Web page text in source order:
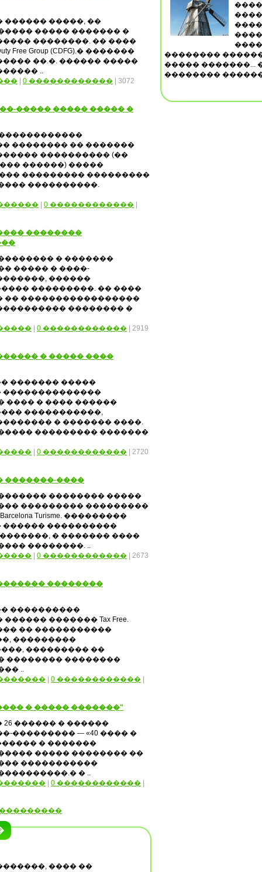
������ �����, ��
����� ������� �
��������. �� ����
Group (CDFG).� �������
��.�. ������ �����
..
0 ������������ | 3072
����� ����� ����� �
�������� �� �������
���������� (��
������) �����
��������� ���������
����������.
0 ������������
��������
� �������
����� � ����-
������
���������. �� ����
�� �����������������
�������� �
0 ������������ | 2919
� ����� ����
������� �����
��������������
���� � ���� ������
�����������,
� ������� ����.
��������� �������
0 ������������ | 2720
�������-����
�������� �����
��������� ���������
Turisme. ���������
����������
� ������� ����
��������. ..
0 ������������ | 2673
��������
����������
������� Tax Free.
�� �����������
���������
��������� ��
�������� ��������
..
0 ������������
� ����� �������"
26 ������ � ������
��������� — «40 ���� �
� �������
����� �������� ��
�����������
� ..
0 ������������
���� ��
��������
����� �������...
��������